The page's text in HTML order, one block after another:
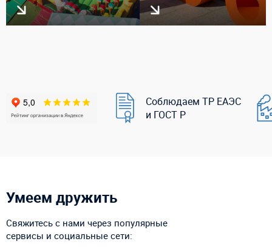
Соблюдаем ТР ЕАЭС
и ГОСТ Р
Умеем дружить
Свяжитесь с нами через популярные
сервисы и социальные сети: